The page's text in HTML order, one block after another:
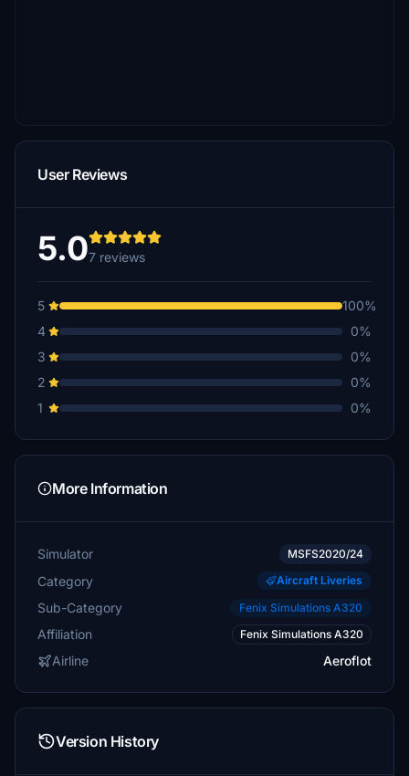
User Reviews
5.07 reviews
5
100%
4
0%
3
0%
2
0%
1
0%
More Information
Simulator MSFS2020/24
Category Aircraft Liveries
Sub-Category Fenix Simulations A320
Affiliation Fenix Simulations A320
Airline Aeroflot
Version History